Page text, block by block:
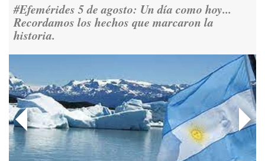
Ver en X
@consensopatagon
: 📢 MARCHAMOS 📍Desde la ex ESMA
hasta San José 1111, hacia Plaza de Mayo.
https://t.co/o7PaEbKM36
Ver en X
Consenso Patagónico
@consensopatagon
5d
#Efemérides 5 de agosto: Un día como hoy...
Recordamos los hechos que marcaron la
historia.